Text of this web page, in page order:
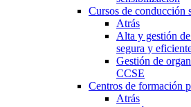
Cursos de conducción
Atrás
Alta y gestión
segura y
Gestión de
CCSE
Centros de formación
Atrás